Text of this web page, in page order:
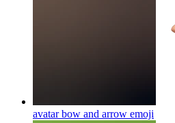
avatar bow and arrow emoji